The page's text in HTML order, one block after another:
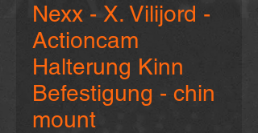
Nexx - X. Vilijord -
Actioncam
Halterung Kinn
Befestigung - chin
mount